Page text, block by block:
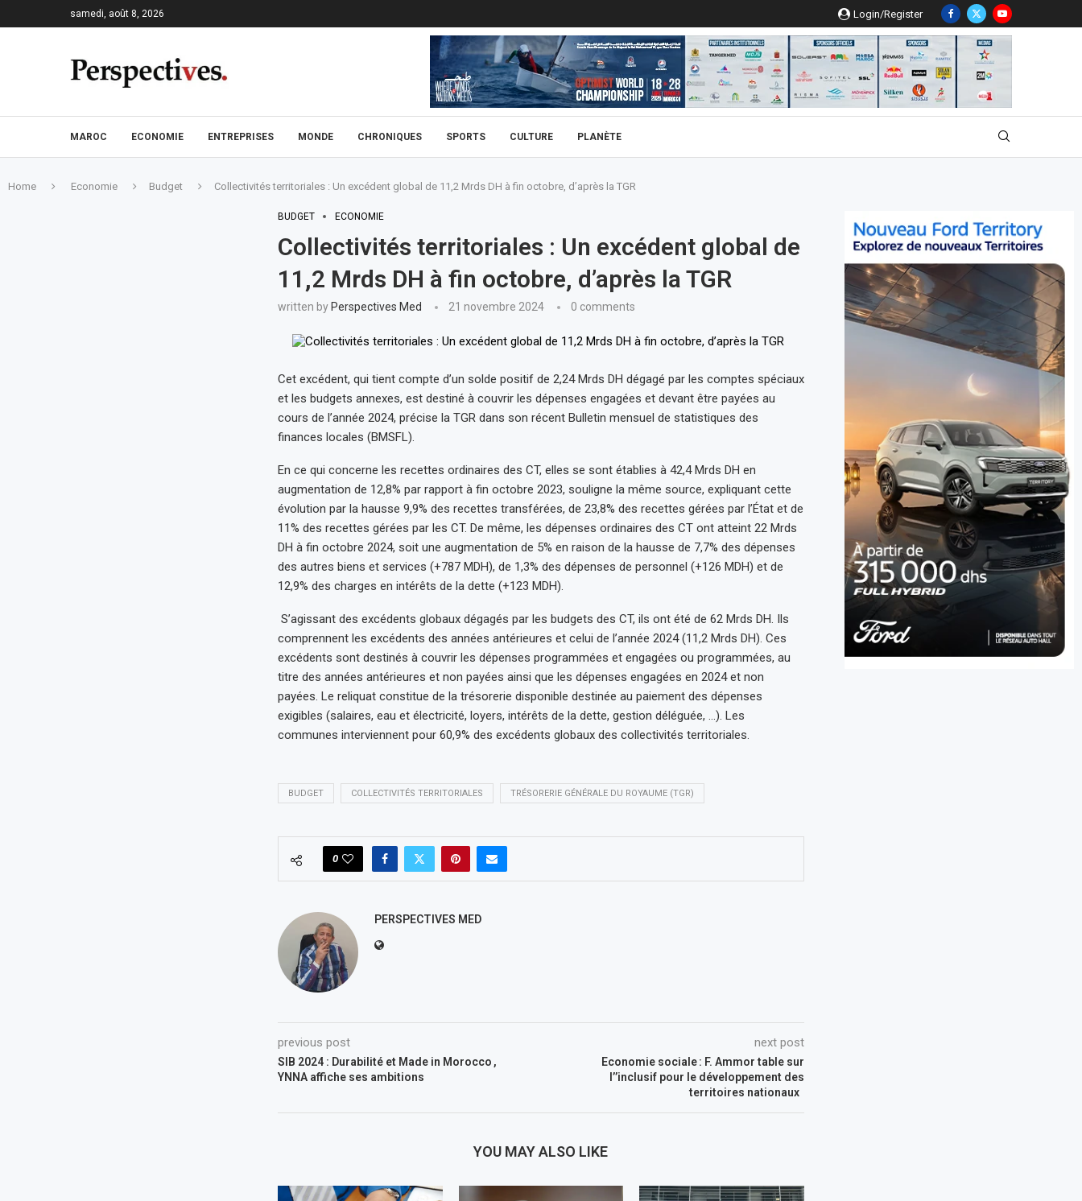
samedi, août 8, 2026 Login/Register
MAROC ECONOMIE ENTREPRISES MONDE CHRONIQUES SPORTS CULTURE PLANÈTE
Home Economie Budget Collectivités territoriales : Un excédent global de 11,2 Mrds DH à fin octobre, d’après la TGR
BUDGET ECONOMIE
Collectivités territoriales : Un excédent global de
11,2 Mrds DH à fin octobre, d’après la TGR
written by Perspectives Med 21 novembre 2024 0 comments
Cet excédent, qui tient compte d’un solde positif de 2,24 Mrds DH dégagé par les comptes spéciaux
et les budgets annexes, est destiné à couvrir les dépenses engagées et devant être payées au
cours de l’année 2024, précise la TGR dans son récent Bulletin mensuel de statistiques des
finances locales (BMSFL).
En ce qui concerne les recettes ordinaires des CT, elles se sont établies à 42,4 Mrds DH en
augmentation de 12,8% par rapport à fin octobre 2023, souligne la même source, expliquant cette
évolution par la hausse 9,9% des recettes transférées, de 23,8% des recettes gérées par l’État et de
11% des recettes gérées par les CT. De même, les dépenses ordinaires des CT ont atteint 22 Mrds
DH à fin octobre 2024, soit une augmentation de 5% en raison de la hausse de 7,7% des dépenses
des autres biens et services (+787 MDH), de 1,3% des dépenses de personnel (+126 MDH) et de
12,9% des charges en intérêts de la dette (+123 MDH).
S’agissant des excédents globaux dégagés par les budgets des CT, ils ont été de 62 Mrds DH. Ils
comprennent les excédents des années antérieures et celui de l’année 2024 (11,2 Mrds DH). Ces
excédents sont destinés à couvrir les dépenses programmées et engagées ou programmées, au
titre des années antérieures et non payées ainsi que les dépenses engagées en 2024 et non
payées. Le reliquat constitue de la trésorerie disponible destinée au paiement des dépenses
exigibles (salaires, eau et électricité, loyers, intérêts de la dette, gestion déléguée, …). Les
communes interviennent pour 60,9% des excédents globaux des collectivités territoriales.
BUDGET COLLECTIVITÉS TERRITORIALES TRÉSORERIE GÉNÉRALE DU ROYAUME (TGR)
0
PERSPECTIVES MED
previous post
SIB 2024 : Durabilité et Made in Morocco ,
YNNA affiche ses ambitions
next post
Economie sociale : F. Ammor table sur
l’’inclusif pour le développement des
territoires nationaux
YOU MAY ALSO LIKE